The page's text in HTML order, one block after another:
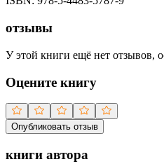
отзывы
У этой книги ещё нет отзывов,
Оцените книгу
Опубликовать отзыв
книги автора